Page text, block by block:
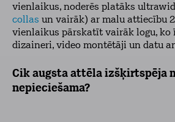
vienlaikus, noderēs platāks
collas un vairāk) ar malu attiecību
vienlaikus pārskatīt vairāk logu, ko
dizaineri, video montētāji un datu
Cik augsta attēla izšķirtspēja
nepieciešama?